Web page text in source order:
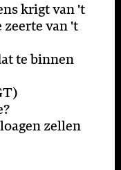
krigt van 't
van 't
te binnen
zellen